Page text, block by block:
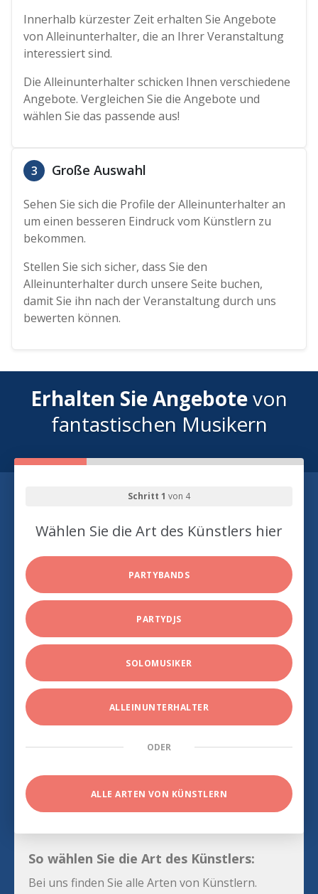
Innerhalb kürzester Zeit erhalten Sie Angebote
von Alleinunterhalter, die an Ihrer Veranstaltung
interessiert sind.
Die Alleinunterhalter schicken Ihnen verschiedene
Angebote. Vergleichen Sie die Angebote und
wählen Sie das passende aus!
3 Große Auswahl
Sehen Sie sich die Profile der Alleinunterhalter an
um einen besseren Eindruck vom Künstlern zu
bekommen.
Stellen Sie sich sicher, dass Sie den
Alleinunterhalter durch unsere Seite buchen,
damit Sie ihn nach der Veranstaltung durch uns
bewerten können.
Erhalten Sie Angebotevon
fantastischen Musikern
Schritt 1 von 4
Wählen Sie die Art des Künstlers hier
PARTYBANDS
PARTYDJS
SOLOMUSIKER
ALLEINUNTERHALTER
ODER
ALLE ARTEN VON KÜNSTLERN
So wählen Sie die Art des Künstlers:
Bei uns finden Sie alle Arten von Künstlern.